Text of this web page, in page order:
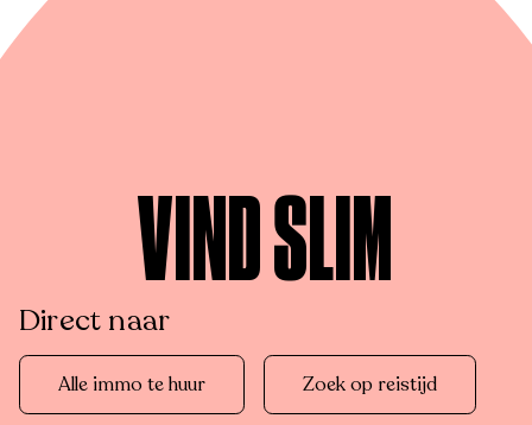
VIND SLIM
Direct naar
Alle immo te huur Zoek op reistijd